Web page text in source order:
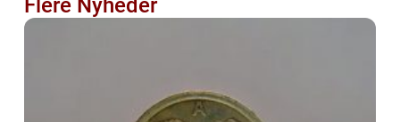
Flere Nyheder